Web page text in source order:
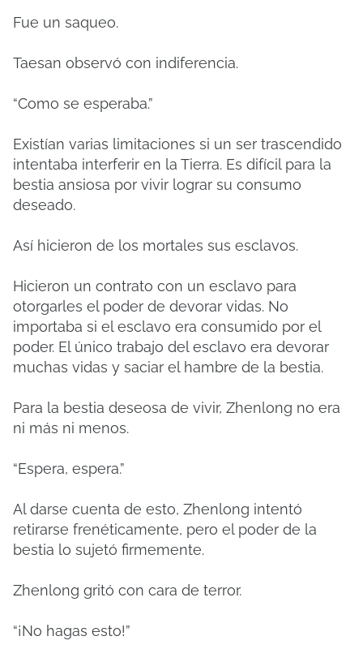
Fue un saqueo.
Taesan observó con indiferencia.
“Como se esperaba.”
Existían varias limitaciones si un ser trascendido
intentaba interferir en la Tierra. Es difícil para la
bestia ansiosa por vivir lograr su consumo
deseado.
Así hicieron de los mortales sus esclavos.
Hicieron un contrato con un esclavo para
otorgarles el poder de devorar vidas. No
importaba si el esclavo era consumido por el
poder. El único trabajo del esclavo era devorar
muchas vidas y saciar el hambre de la bestia.
Para la bestia deseosa de vivir, Zhenlong no era
ni más ni menos.
“Espera, espera.”
Al darse cuenta de esto, Zhenlong intentó
retirarse frenéticamente, pero el poder de la
bestia lo sujetó firmemente.
Zhenlong gritó con cara de terror.
“¡No hagas esto!”